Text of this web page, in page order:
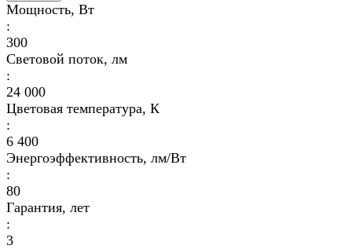
Мощность, Вт
:
300
Световой поток, лм
:
24 000
Цветовая температура, К
:
6 400
Энергоэффективность, лм/Вт
:
80
Гарантия, лет
:
3